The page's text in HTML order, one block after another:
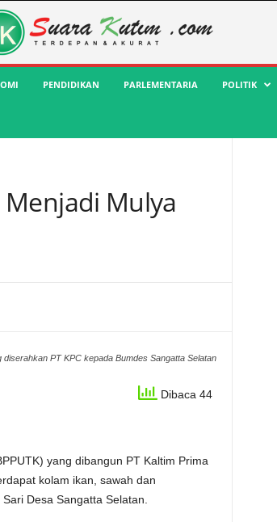
PENDIDIKAN PARLEMENTARIA POLITIK
Menjadi Mulya
PT KPC kepada Bumdes Sangatta Selatan
Dibaca 44
yang dibangun PT Kaltim Prima
kolam ikan, sawah dan
Desa Sangatta Selatan.